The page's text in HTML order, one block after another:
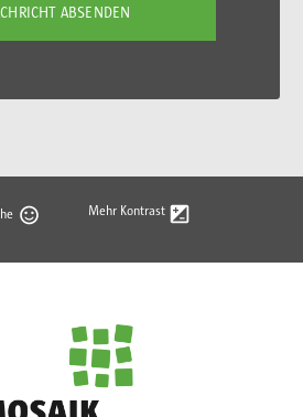
Mehr Kontrast